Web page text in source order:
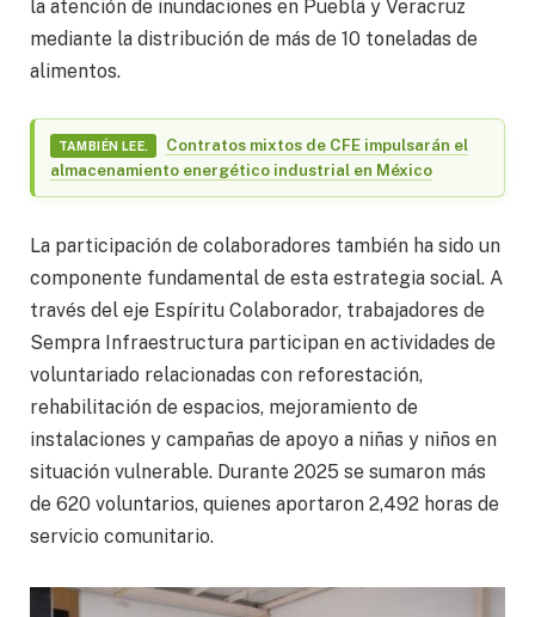
la atención de inundaciones en Puebla y Veracruz
mediante la distribución de más de 10 toneladas de
alimentos.
TAMBIÉN LEE.
Contratos mixtos de CFE impulsarán el
almacenamiento energético industrial en México
La participación de colaboradores también ha sido un
componente fundamental de esta estrategia social. A
través del eje Espíritu Colaborador, trabajadores de
Sempra Infraestructura participan en actividades de
voluntariado relacionadas con reforestación,
rehabilitación de espacios, mejoramiento de
instalaciones y campañas de apoyo a niñas y niños en
situación vulnerable. Durante 2025 se sumaron más
de 620 voluntarios, quienes aportaron 2,492 horas de
servicio comunitario.